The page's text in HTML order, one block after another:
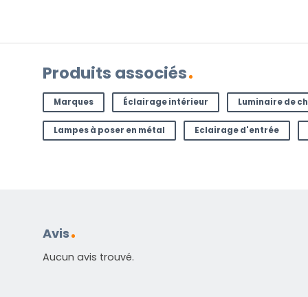
AVEZ-VOUS UNE QUESTION ?
Contactez-nous. Vous pouvez nous joindre par e-
l'adresseinfo@lampesenligne.fr
Produits associés
Marques Éclairage intérieur Luminaire de
Lampes à poser en métal Eclairage d'entrée
Avis
Aucun avis trouvé.